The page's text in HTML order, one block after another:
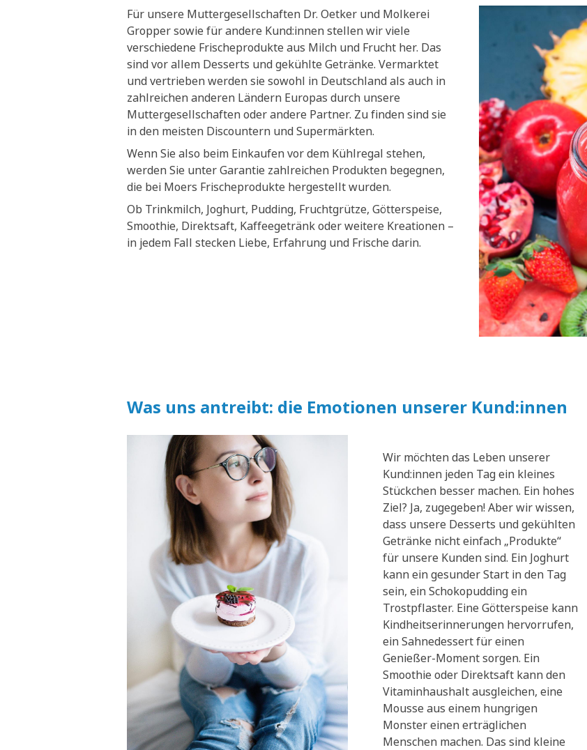
Für unsere Muttergesellschaften Dr. Oetker und Molkerei
Gropper sowie für andere Kund:innen stellen wir viele
verschiedene Frischeprodukte aus Milch und Frucht her. Das
sind vor allem Desserts und gekühlte Getränke. Vermarktet
und vertrieben werden sie sowohl in Deutschland als auch in
zahlreichen anderen Ländern Europas durch unsere
Muttergesellschaften oder andere Partner. Zu finden sind sie
in den meisten Discountern und Supermärkten.
Wenn Sie also beim Einkaufen vor dem Kühlregal stehen,
werden Sie unter Garantie zahlreichen Produkten begegnen,
die bei Moers Frischeprodukte hergestellt wurden.
Ob Trinkmilch, Joghurt, Pudding, Fruchtgrütze, Götterspeise,
Smoothie, Direktsaft, Kaffeegetränk oder weitere Kreationen –
in jedem Fall stecken Liebe, Erfahrung und Frische darin.
Was uns antreibt: die Emotionen unserer Kund:innen
Wir möchten das Leben unserer
Kund:innen jeden Tag ein kleines
Stückchen besser machen. Ein hohes
Ziel? Ja, zugegeben! Aber wir wissen,
dass unsere Desserts und gekühlten
Getränke nicht einfach „Produkte“
für unsere Kunden sind. Ein Joghurt
kann ein gesunder Start in den Tag
sein, ein Schokopudding ein
Trostpflaster. Eine Götterspeise kann
Kindheitserinnerungen hervorrufen,
ein Sahnedessert für einen
Genießer-Moment sorgen. Ein
Smoothie oder Direktsaft kann den
Vitaminhaushalt ausgleichen, eine
Mousse aus einem hungrigen
Monster einen erträglichen
Menschen machen. Das sind kleine